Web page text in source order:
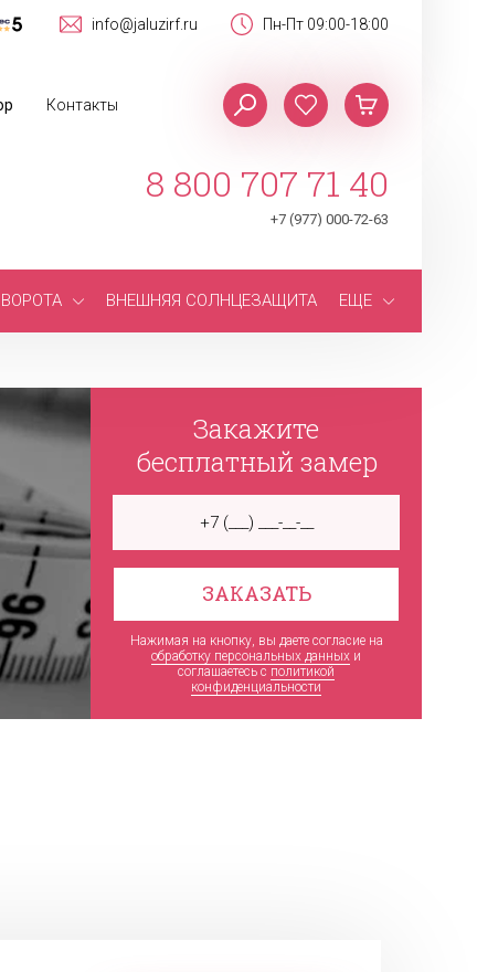
Пн-Пт 09:00-18:00
info@jaluzirf.ru
Контакты
8 800 707 71 40
+7 (977) 000-72-63
ВОРОТА ВНЕШНЯЯ СОЛНЦЕЗАЩИТА ЕЩЕ
Закажите
бесплатный замер
ЗАКАЗАТЬ
Нажимая на кнопку, вы даете согласие на
обработку персональных данных и
соглашаетесь c политикой
конфиденциальности